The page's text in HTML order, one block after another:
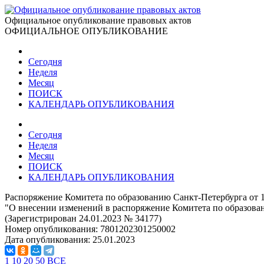
Официальное опубликование правовых актов
ОФИЦИАЛЬНОЕ ОПУБЛИКОВАНИЕ
Сегодня
Неделя
Месяц
ПОИСК
КАЛЕНДАРЬ ОПУБЛИКОВАНИЯ
Сегодня
Неделя
Месяц
ПОИСК
КАЛЕНДАРЬ ОПУБЛИКОВАНИЯ
Распоряжение Комитета по образованию Санкт-Петербурга от
"О внесении изменений в распоряжение Комитета по
(Зарегистрирован 24.01.2023 № 34177)
Номер опубликования: 7801202301250002
Дата опубликования: 25.01.2023
1 10 20 50 ВСЕ